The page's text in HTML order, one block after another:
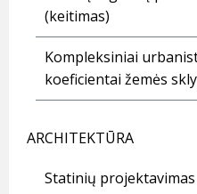
(keitimas)
Kompleksiniai
koeficientai žemės
ARCHITEKTŪRA
Statinių projektavimas